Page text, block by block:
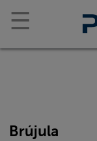
☰
Brújula